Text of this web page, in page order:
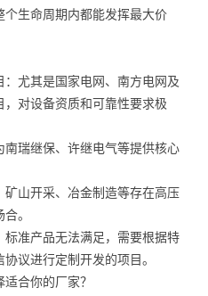
生命周期内都能发挥最大价
：尤其是国家电网、南方电网及
对设备资质和可靠性要求极
瑞继保、许继电气等提供核心
山开采、冶金制造等存在高压
。
准产品无法满足，需要根据特
议进行定制开发的项目。
合你的厂家？